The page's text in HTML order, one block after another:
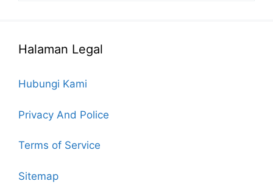
Halaman Legal
Hubungi Kami
Privacy And Police
Terms of Service
Sitemap